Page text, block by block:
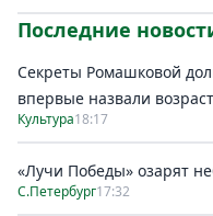
Последние
Секреты Ромашковой
впервые назвали
Культура18:17
«Лучи Победы» озарят
С.Петербург17:32